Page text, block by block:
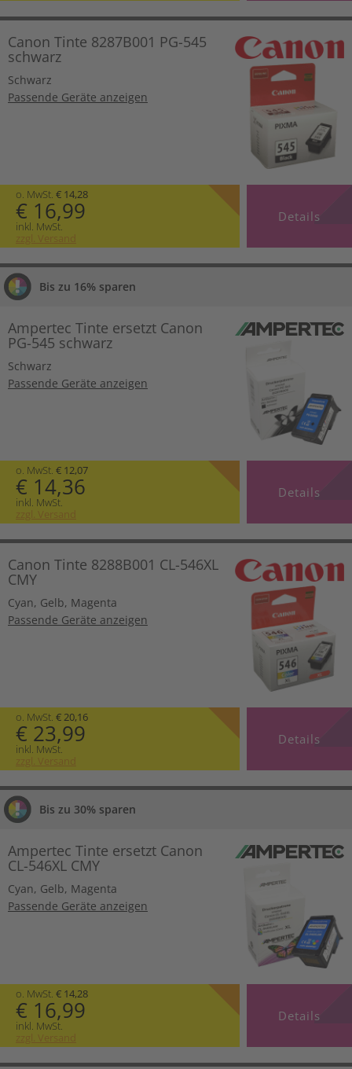
Canon Tinte 8287B001 PG-545
schwarz
Schwarz
Passende Geräte anzeigen
o. MwSt. € 14,28
€ 16,99
inkl. MwSt.
zzgl. Versand
Details
Bis zu 16% sparen
Ampertec Tinte ersetzt Canon
PG-545 schwarz
Schwarz
Passende Geräte anzeigen
o. MwSt. € 12,07
€ 14,36
inkl. MwSt.
zzgl. Versand
Details
Canon Tinte 8288B001 CL-546XL
CMY
Cyan, Gelb, Magenta
Passende Geräte anzeigen
o. MwSt. € 20,16
€ 23,99
inkl. MwSt.
zzgl. Versand
Details
Bis zu 30% sparen
Ampertec Tinte ersetzt Canon
CL-546XL CMY
Cyan, Gelb, Magenta
Passende Geräte anzeigen
o. MwSt. € 14,28
€ 16,99
inkl. MwSt.
zzgl. Versand
Details